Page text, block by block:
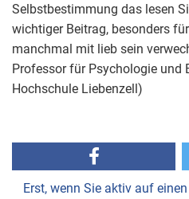
Selbstbestimmung das lesen
wichtiger Beitrag, besonders
manchmal mit lieb sein
Professor für Psychologie und
Hochschule Liebenzell)
Erst, wenn Sie aktiv auf